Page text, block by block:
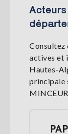
Consultez
actives et
Hautes-
principale